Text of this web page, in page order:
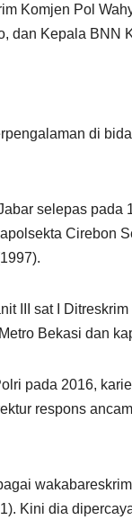
Komjen Pol
dan Kepala BNN
di
selepas pada
Cirebon
III sat I
Bekasi dan
pada 2016,
respons
Kini dia